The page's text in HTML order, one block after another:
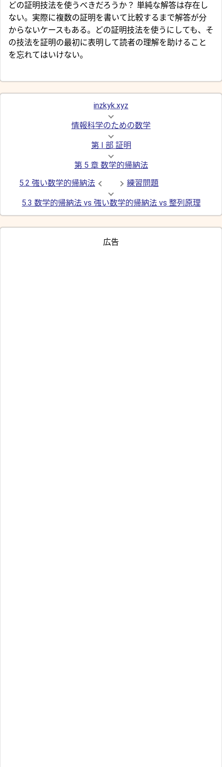
どの証明技法を使うべきだろうか？ 単純な解答は存在し
ない。実際に複数の証明を書いて比較するまで解答が分
からないケースもある。どの証明技法を使うにしても、そ
の技法を証明の最初に表明して読者の理解を助けること
を忘れてはいけない。
inzkyk.xyz
情報科学のための数学
第 I 部 証明
第 5 章 数学的帰納法
5.2 強い数学的帰納法
練習問題
5.3 数学的帰納法 vs 強い数学的帰納法 vs 整列原理
広告